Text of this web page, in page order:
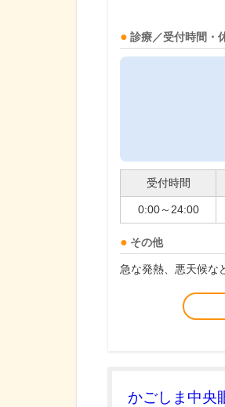
診療／受付時間・
受付時間
0:00～24:00
その他
急な発熱、悪天候な
かごしま中央